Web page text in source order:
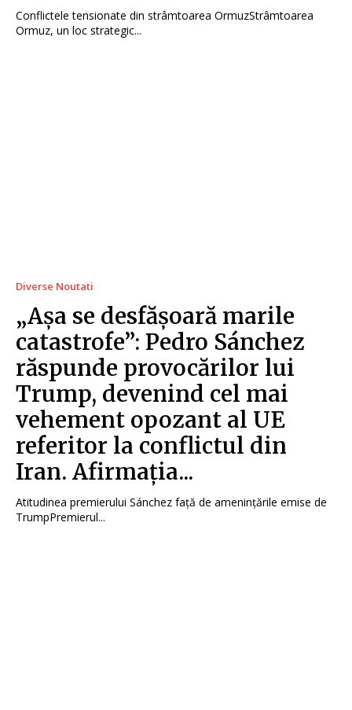
Conflictele tensionate din strâmtoarea OrmuzStrâmtoarea
Ormuz, un loc strategic...
Diverse Noutati
„Așa se desfășoară marile
catastrofe”: Pedro Sánchez
răspunde provocărilor lui
Trump, devenind cel mai
vehement opozant al UE
referitor la conflictul din
Iran. Afirmația...
Atitudinea premierului Sánchez față de amenințările emise de
TrumpPremierul...